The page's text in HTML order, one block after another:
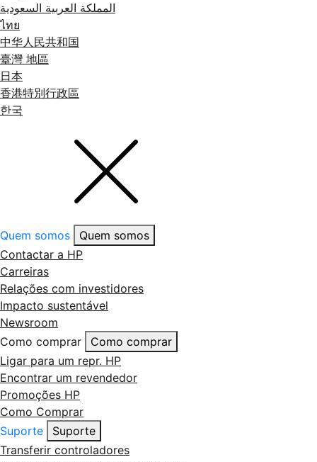
المملكة العربية السعودية
ไทย
中华人民共和国
臺灣 地區
日本
香港特別行政區
한국
Quem somos
Quem somos
Contactar a HP
Carreiras
Relações com investidores
Impacto sustentável
Newsroom
Como comprar
Como comprar
Ligar para um repr. HP
Encontrar um revendedor
Promoções HP
Como Comprar
Suporte
Suporte
Transferir controladores